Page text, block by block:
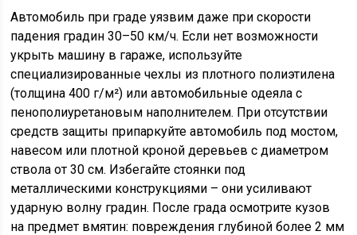
Автомобиль при граде уязвим даже при скорости
падения градин 30–50 км/ч. Если нет возможности
укрыть машину в гараже, используйте
специализированные чехлы из плотного полиэтилена
(толщина 400 г/м²) или автомобильные одеяла с
пенополиуретановым наполнителем. При отсутствии
средств защиты припаркуйте автомобиль под мостом,
навесом или плотной кроной деревьев с диаметром
ствола от 30 см. Избегайте стоянки под
металлическими конструкциями – они усиливают
ударную волну градин. После града осмотрите кузов
на предмет вмятин: повреждения глубиной более 2 мм